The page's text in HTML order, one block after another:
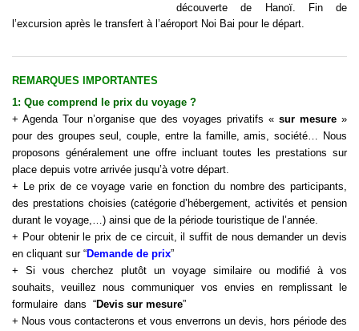
découverte de Hanoï. Fin de
l’excursion après le transfert à l’aéroport Noi Bai pour le départ.
REMARQUES IMPORTANTES
1: Que comprend le prix du voyage ?
+ Agenda Tour n’organise que des voyages privatifs « sur mesure »
pour des groupes seul, couple, entre la famille, amis, société… Nous
proposons généralement une offre incluant toutes les prestations sur
place depuis votre arrivée jusqu’à votre départ.
+ Le prix de ce voyage varie en fonction du nombre des participants,
des prestations choisies (catégorie d’hébergement, activités et pension
durant le voyage,…) ainsi que de la période touristique de l’année.
+ Pour obtenir le prix de ce circuit, il suffit de nous demander un devis
en cliquant sur “Demande de prix”
+ Si vous cherchez plutôt un voyage similaire ou modifié à vos
souhaits, veuillez nous communiquer vos envies en remplissant le
formulaire dans “Devis sur mesure”
+ Nous vous contacterons et vous enverrons un devis, hors période des